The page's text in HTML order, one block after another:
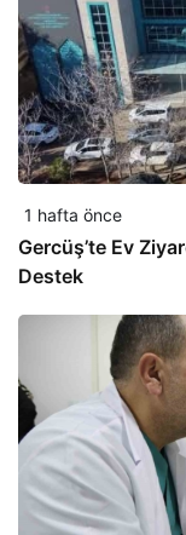
1 hafta önce
Gercüş’te Ev
Destek